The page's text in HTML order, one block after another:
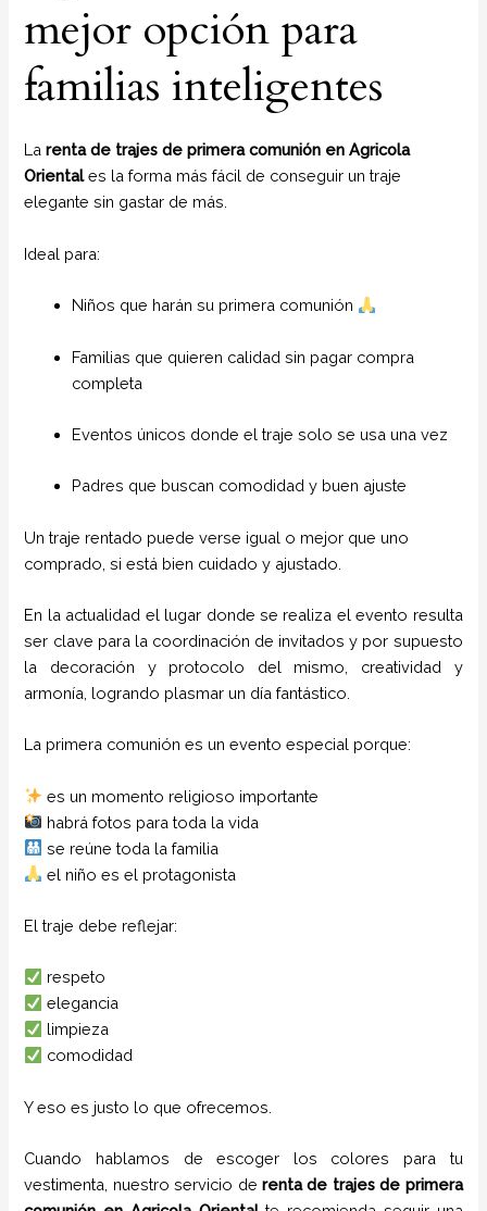
mejor opción para
familias inteligentes
Larenta de trajes de primera comunión en Agricola
Orientales la forma más fácil de conseguir un traje
elegante sin gastar de más.
Ideal para:
Niños que harán su primera comunión
Familias que quieren calidad sin pagar compra
completa
Eventos únicos donde el traje solo se usa una vez
Padres que buscan comodidad y buen ajuste
Un traje rentado puede verse igual o mejor que uno
comprado, si está bien cuidado y ajustado.
En la actualidad el lugar donde se realiza el evento resulta
ser clave para la coordinación de invitados y por supuesto
la decoración y protocolo del mismo, creatividad y
armonía, logrando plasmar un día fantástico.
La primera comunión es un evento especial porque:
es un momento religioso importante
habrá fotos para toda la vida
se reúne toda la familia
el niño es el protagonista
El traje debe reflejar:
respeto
elegancia
limpieza
comodidad
Y eso es justo lo que ofrecemos.
Cuando hablamos de escoger los colores para tu
vestimenta, nuestro servicio de renta de trajes de primera